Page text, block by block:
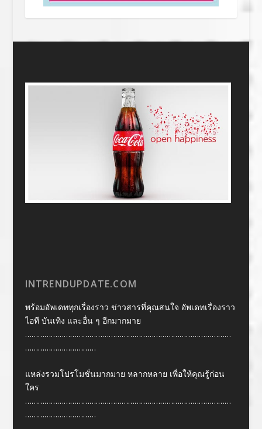
INTRENDUPDATE.COM
พร้อมอัพเดททุกเรื่องราว ข่าวสารที่คุณสนใจ อัพเดทเรื่องราว
ไอที บันเทิง และอื่น ๆ อีกมากมาย
……………………………………………………………………………………
……………………………
แหล่งรวมโปรโมชั่นมากมาย หลากหลาย เพื่อให้คุณรู้ก่อน
ใคร
……………………………………………………………………………………
……………………………